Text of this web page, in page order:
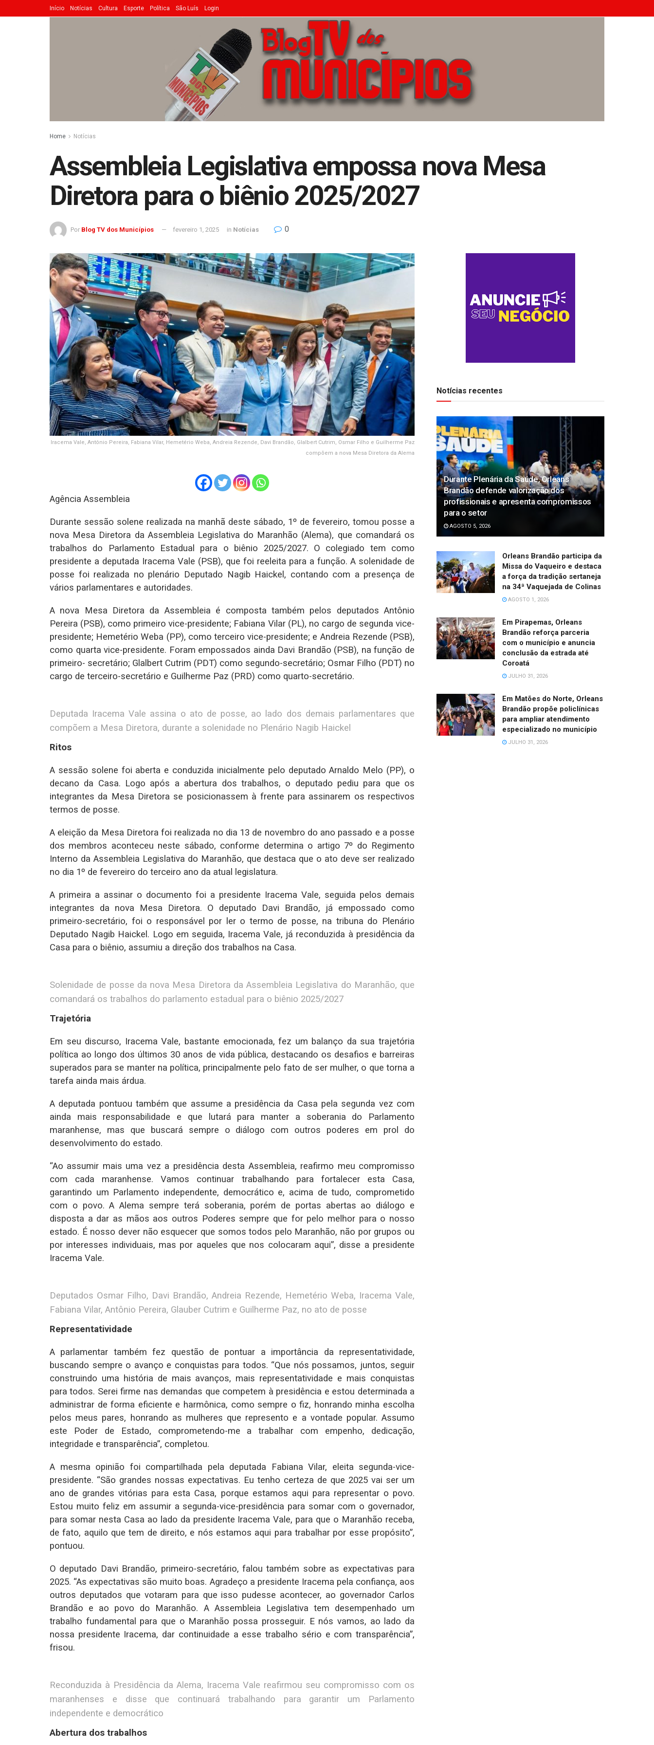
Início Notícias Cultura Esporte Política São Luís Login
Home Notícias
Assembleia Legislativa empossa nova Mesa
Diretora para o biênio 2025/2027
Por Blog TV dos Municípios fevereiro 1, 2025 in Notícias 0
Iracema Vale, Antônio Pereira, Fabiana Vilar, Hemetério Weba, Andreia Rezende, Davi Brandão, Glalbert Cutrim, Osmar Filho e Guilherme Paz
compõem a nova Mesa Diretora da Alema
Agência Assembleia
Durante sessão solene realizada na manhã deste sábado, 1º de fevereiro, tomou posse a
nova Mesa Diretora da Assembleia Legislativa do Maranhão (Alema), que comandará os
trabalhos do Parlamento Estadual para o biênio 2025/2027. O colegiado tem como
presidente a deputada Iracema Vale (PSB), que foi reeleita para a função. A solenidade de
posse foi realizada no plenário Deputado Nagib Haickel, contando com a presença de
vários parlamentares e autoridades.
A nova Mesa Diretora da Assembleia é composta também pelos deputados Antônio
Pereira (PSB), como primeiro vice-presidente; Fabiana Vilar (PL), no cargo de segunda vice-
presidente; Hemetério Weba (PP), como terceiro vice-presidente; e Andreia Rezende (PSB),
como quarta vice-presidente. Foram empossados ainda Davi Brandão (PSB), na função de
primeiro- secretário; Glalbert Cutrim (PDT) como segundo-secretário; Osmar Filho (PDT) no
cargo de terceiro-secretário e Guilherme Paz (PRD) como quarto-secretário.
Deputada Iracema Vale assina o ato de posse, ao lado dos demais parlamentares que
compõem a Mesa Diretora, durante a solenidade no Plenário Nagib Haickel
Ritos
A sessão solene foi aberta e conduzida inicialmente pelo deputado Arnaldo Melo (PP), o
decano da Casa. Logo após a abertura dos trabalhos, o deputado pediu para que os
integrantes da Mesa Diretora se posicionassem à frente para assinarem os respectivos
termos de posse.
A eleição da Mesa Diretora foi realizada no dia 13 de novembro do ano passado e a posse
dos membros aconteceu neste sábado, conforme determina o artigo 7º do Regimento
Interno da Assembleia Legislativa do Maranhão, que destaca que o ato deve ser realizado
no dia 1º de fevereiro do terceiro ano da atual legislatura.
A primeira a assinar o documento foi a presidente Iracema Vale, seguida pelos demais
integrantes da nova Mesa Diretora. O deputado Davi Brandão, já empossado como
primeiro-secretário, foi o responsável por ler o termo de posse, na tribuna do Plenário
Deputado Nagib Haickel. Logo em seguida, Iracema Vale, já reconduzida à presidência da
Casa para o biênio, assumiu a direção dos trabalhos na Casa.
Solenidade de posse da nova Mesa Diretora da Assembleia Legislativa do Maranhão, que
comandará os trabalhos do parlamento estadual para o biênio 2025/2027
Trajetória
Em seu discurso, Iracema Vale, bastante emocionada, fez um balanço da sua trajetória
política ao longo dos últimos 30 anos de vida pública, destacando os desafios e barreiras
superados para se manter na política, principalmente pelo fato de ser mulher, o que torna a
tarefa ainda mais árdua.
A deputada pontuou também que assume a presidência da Casa pela segunda vez com
ainda mais responsabilidade e que lutará para manter a soberania do Parlamento
maranhense, mas que buscará sempre o diálogo com outros poderes em prol do
desenvolvimento do estado.
“Ao assumir mais uma vez a presidência desta Assembleia, reafirmo meu compromisso
com cada maranhense. Vamos continuar trabalhando para fortalecer esta Casa,
garantindo um Parlamento independente, democrático e, acima de tudo, comprometido
com o povo. A Alema sempre terá soberania, porém de portas abertas ao diálogo e
disposta a dar as mãos aos outros Poderes sempre que for pelo melhor para o nosso
estado. É nosso dever não esquecer que somos todos pelo Maranhão, não por grupos ou
por interesses individuais, mas por aqueles que nos colocaram aqui”, disse a presidente
Iracema Vale.
Deputados Osmar Filho, Davi Brandão, Andreia Rezende, Hemetério Weba, Iracema Vale,
Fabiana Vilar, Antônio Pereira, Glauber Cutrim e Guilherme Paz, no ato de posse
Representatividade
A parlamentar também fez questão de pontuar a importância da representatividade,
buscando sempre o avanço e conquistas para todos. “Que nós possamos, juntos, seguir
construindo uma história de mais avanços, mais representatividade e mais conquistas
para todos. Serei firme nas demandas que competem à presidência e estou determinada a
administrar de forma eficiente e harmônica, como sempre o fiz, honrando minha escolha
pelos meus pares, honrando as mulheres que represento e a vontade popular. Assumo
este Poder de Estado, comprometendo-me a trabalhar com empenho, dedicação,
integridade e transparência”, completou.
A mesma opinião foi compartilhada pela deputada Fabiana Vilar, eleita segunda-vice-
presidente. “São grandes nossas expectativas. Eu tenho certeza de que 2025 vai ser um
ano de grandes vitórias para esta Casa, porque estamos aqui para representar o povo.
Estou muito feliz em assumir a segunda-vice-presidência para somar com o governador,
para somar nesta Casa ao lado da presidente Iracema Vale, para que o Maranhão receba,
de fato, aquilo que tem de direito, e nós estamos aqui para trabalhar por esse propósito”,
pontuou.
O deputado Davi Brandão, primeiro-secretário, falou também sobre as expectativas para
2025. “As expectativas são muito boas. Agradeço a presidente Iracema pela confiança, aos
outros deputados que votaram para que isso pudesse acontecer, ao governador Carlos
Brandão e ao povo do Maranhão. A Assembleia Legislativa tem desempenhado um
trabalho fundamental para que o Maranhão possa prosseguir. E nós vamos, ao lado da
nossa presidente Iracema, dar continuidade a esse trabalho sério e com transparência”,
frisou.
Reconduzida à Presidência da Alema, Iracema Vale reafirmou seu compromisso com os
maranhenses e disse que continuará trabalhando para garantir um Parlamento
independente e democrático
Abertura dos trabalhos
Notícias recentes
Durante Plenária da Saúde, Orleans
Brandão defende valorização dos
profissionais e apresenta compromissos
para o setor
AGOSTO 5, 2026
Orleans Brandão participa da
Missa do Vaqueiro e destaca
a força da tradição sertaneja
na 34ª Vaquejada de Colinas
AGOSTO 1, 2026
Em Pirapemas, Orleans
Brandão reforça parceria
com o município e anuncia
conclusão da estrada até
Coroatá
JULHO 31, 2026
Em Matões do Norte, Orleans
Brandão propõe policlínicas
para ampliar atendimento
especializado no município
JULHO 31, 2026